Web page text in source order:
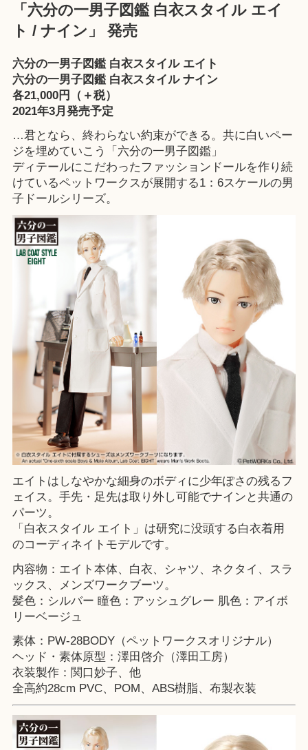
「六分の一男子図鑑 白衣スタイル エイ
ト / ナイン」 発売
六分の一男子図鑑 白衣スタイル エイト
六分の一男子図鑑 白衣スタイル ナイン
各21,000円（＋税）
2021年3月発売予定
…君となら、終わらない約束ができる。共に白いペー
ジを埋めていこう「六分の一男子図鑑」
ディテールにこだわったファッションドールを作り続
けているペットワークスが展開する1：6スケールの男
子ドールシリーズ。
エイトはしなやかな細身のボディに少年ぽさの残るフ
ェイス。手先・足先は取り外し可能でナインと共通の
パーツ。
「白衣スタイル エイト」は研究に没頭する白衣着用
のコーディネイトモデルです。
内容物：エイト本体、白衣、シャツ、ネクタイ、スラ
ックス、メンズワークブーツ。
髪色：シルバー 瞳色：アッシュグレー 肌色：アイボ
リーベージュ
素体：PW-28BODY（ペットワークスオリジナル）
ヘッド・素体原型：澤田啓介（澤田工房）
衣装製作：関口妙子、他
全高約28cm PVC、POM、ABS樹脂、布製衣装